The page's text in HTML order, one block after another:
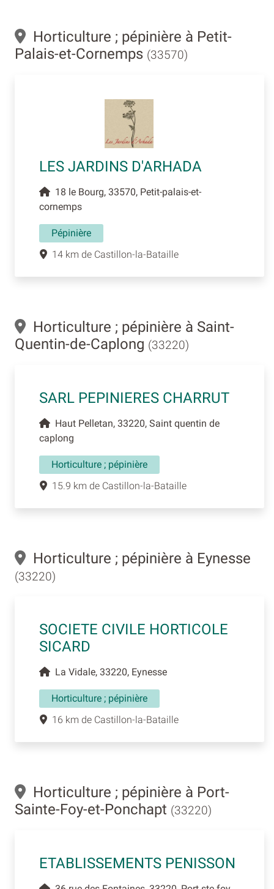
Horticulture ; pépinière à Petit-
Palais-et-Cornemps (33570)
LES JARDINS D'ARHADA
18 le Bourg, 33570, Petit-palais-et-
cornemps
Pépinière
14 km de Castillon-la-Bataille
Horticulture ; pépinière à Saint-
Quentin-de-Caplong (33220)
SARL PEPINIERES CHARRUT
Haut Pelletan, 33220, Saint quentin de
caplong
Horticulture ; pépinière
15.9 km de Castillon-la-Bataille
Horticulture ; pépinière à Eynesse
(33220)
SOCIETE CIVILE HORTICOLE
SICARD
La Vidale, 33220, Eynesse
Horticulture ; pépinière
16 km de Castillon-la-Bataille
Horticulture ; pépinière à Port-
Sainte-Foy-et-Ponchapt (33220)
ETABLISSEMENTS PENISSON